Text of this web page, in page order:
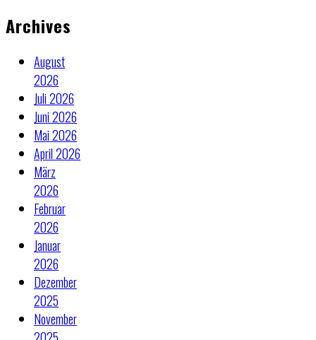
Archives
August
2026
Juli 2026
Juni 2026
Mai 2026
April 2026
März
2026
Februar
2026
Januar
2026
Dezember
2025
November